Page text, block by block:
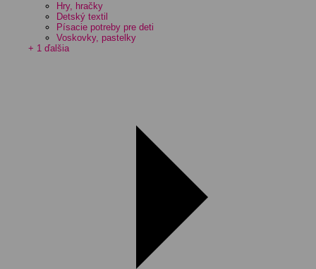
Hry, hračky
Detský textil
Písacie potreby pre deti
Voskovky, pastelky
+ 1 ďalšia